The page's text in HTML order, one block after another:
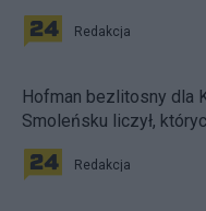
Redakcja
Hofman bezlitosny dla
Smoleńsku liczył,
Redakcja